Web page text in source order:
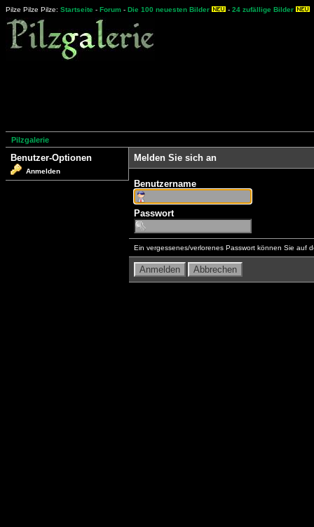
Pilze Pilze Pilze: Startseite - Forum - Die 100 neuesten Bilder - 24 zufällige Bilder
Pilzgalerie
Benutzer-Optionen
Anmelden
Melden Sie sich an
Benutzername
Passwort
Ein vergessenes/verlorenes Passwort können Sie auf